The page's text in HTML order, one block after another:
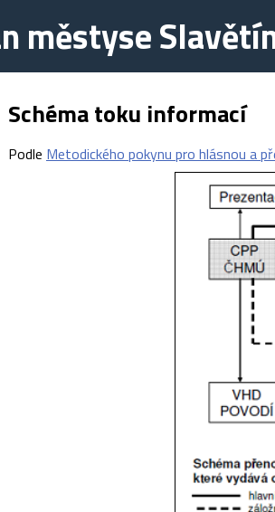
městyse
Schéma toku informací
Podle Metodického pokynu pro hlásnou a